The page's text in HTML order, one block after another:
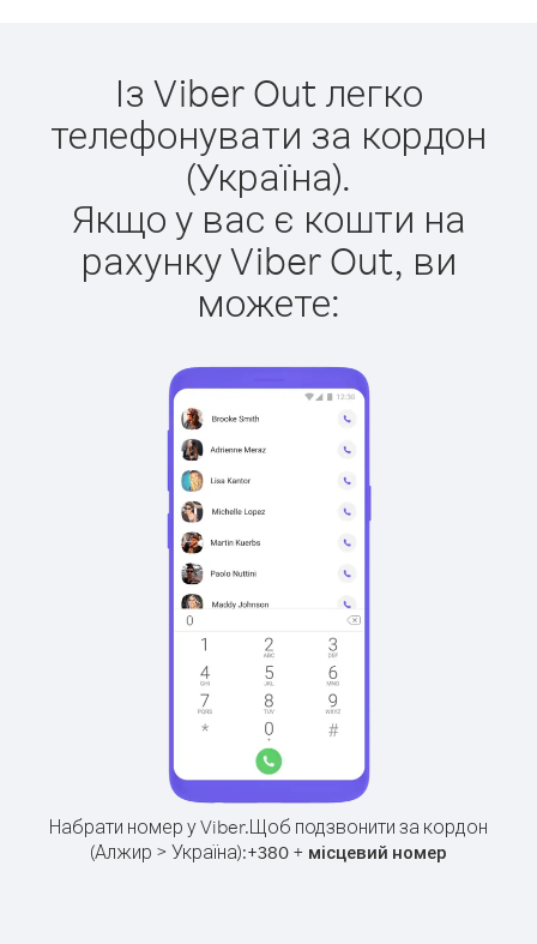
Із Viber Out легко
телефонувати за кордон
(Україна).
Якщо у вас є кошти на
рахунку Viber Out, ви
можете:
Набрати номер у Viber.Щоб подзвонити за кордон
(Алжир > Україна):+380 + місцевий номер